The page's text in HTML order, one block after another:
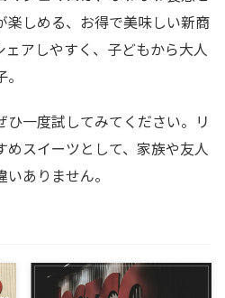
楽しめる、お得で美味しい新商
アしやすく、子どもから大人
ひ一度試してみてください。リ
めスイーツとして、家族や友人
ありません。